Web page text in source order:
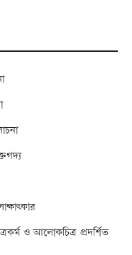
ও আলোকচিত্র প্রদর্শিত